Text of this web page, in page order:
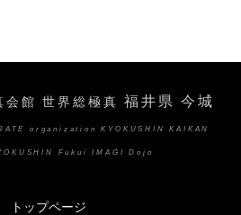
会館 世界総極真福井県 今城
organization KYOKUSHIN KAIKAN
Fukui IMAGI Dojo
トップページ